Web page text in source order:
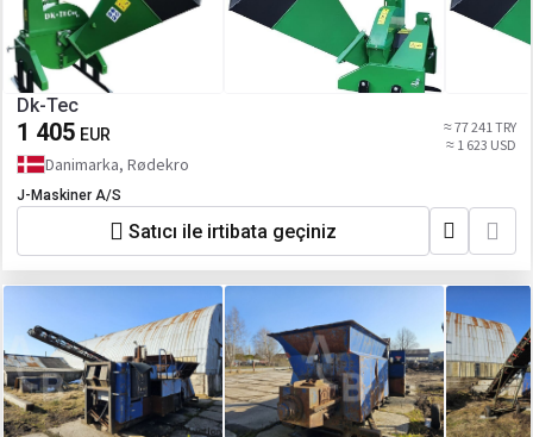
Dk-Tec
1 405 EUR
≈ 77 241 TRY
≈ 1 623 USD
Danimarka, Rødekro
J-Maskiner A/S
Satıcı ile irtibata geçiniz